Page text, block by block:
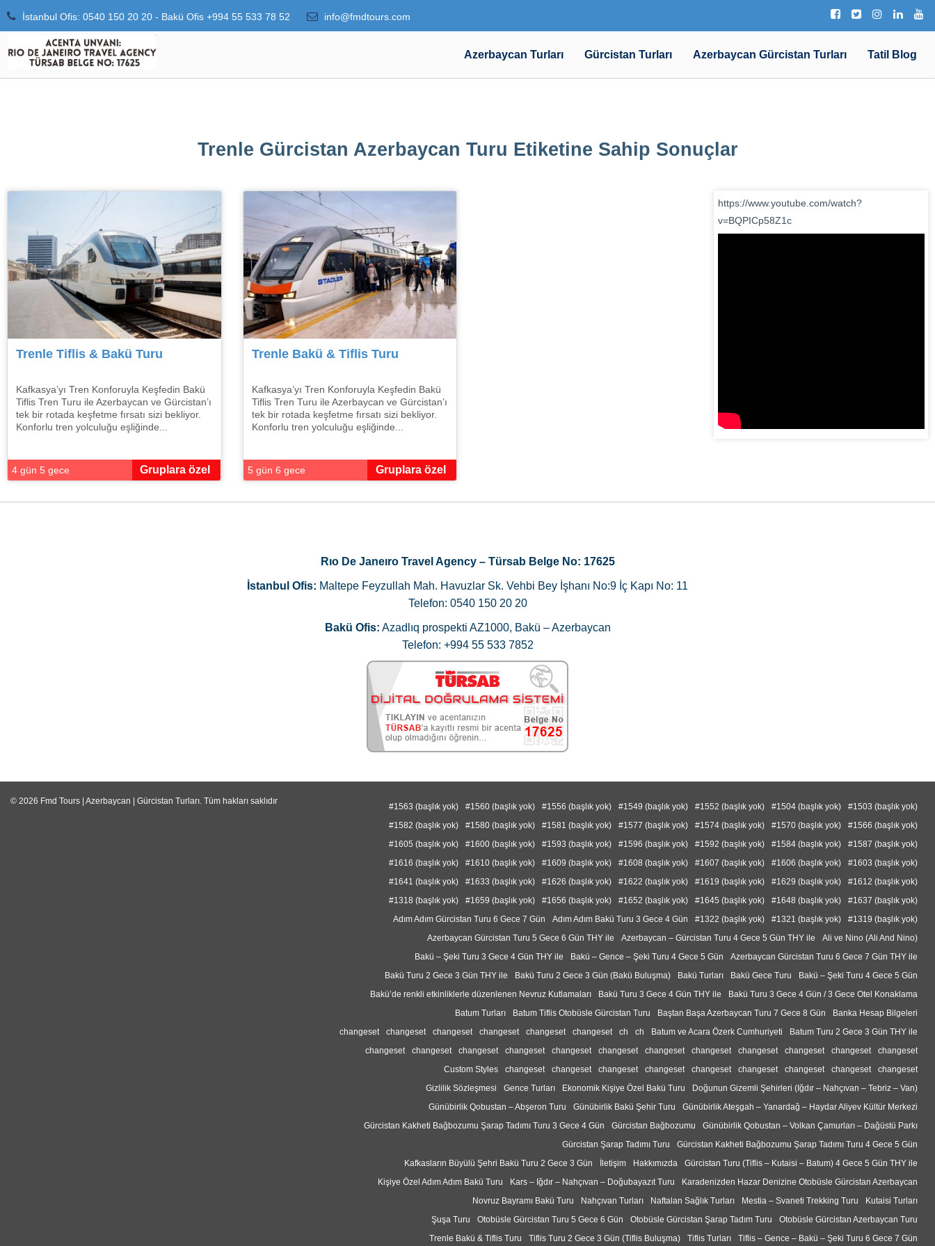
İstanbul Ofis: 0540 150 20 20 - Bakü Ofis +994 55 533 78 52 info@fmdtours.com
Azerbaycan Turları Gürcistan Turları Azerbaycan Gürcistan Turları Tatil Blog
Trenle Gürcistan Azerbaycan Turu Etiketine Sahip Sonuçlar
Trenle Tiflis & Bakü Turu
Kafkasya’yı Tren Konforuyla Keşfedin Bakü
Tiflis Tren Turu ile Azerbaycan ve Gürcistan’ı
tek bir rotada keşfetme fırsatı sizi bekliyor.
Konforlu tren yolculuğu eşliğinde...
4 gün 5 gece Gruplara özel
Trenle Bakü & Tiflis Turu
Kafkasya’yı Tren Konforuyla Keşfedin Bakü
Tiflis Tren Turu ile Azerbaycan ve Gürcistan’ı
tek bir rotada keşfetme fırsatı sizi bekliyor.
Konforlu tren yolculuğu eşliğinde...
5 gün 6 gece Gruplara özel
https://www.youtube.com/watch?
v=BQPICp58Z1c
Rıo De Janeıro Travel Agency – Türsab Belge No: 17625
İstanbul Ofis: Maltepe Feyzullah Mah. Havuzlar Sk. Vehbi Bey İşhanı No:9 İç Kapı No: 11
Telefon: 0540 150 20 20
Bakü Ofis: Azadlıq prospekti AZ1000, Bakü – Azerbaycan
Telefon: +994 55 533 7852
© 2026 Fmd Tours | Azerbaycan | Gürcistan Turları . Tüm hakları saklıdır
#1503 (başlık yok)
#1504 (başlık yok)
#1552 (başlık yok)
#1549 (başlık yok)
#1556 (başlık yok)
#1560 (başlık yok)
#1563 (başlık yok)
#1566 (başlık yok)
#1570 (başlık yok)
#1574 (başlık yok)
#1577 (başlık yok)
#1581 (başlık yok)
#1580 (başlık yok)
#1582 (başlık yok)
#1587 (başlık yok)
#1584 (başlık yok)
#1592 (başlık yok)
#1596 (başlık yok)
#1593 (başlık yok)
#1600 (başlık yok)
#1605 (başlık yok)
#1603 (başlık yok)
#1606 (başlık yok)
#1607 (başlık yok)
#1608 (başlık yok)
#1609 (başlık yok)
#1610 (başlık yok)
#1616 (başlık yok)
#1612 (başlık yok)
#1629 (başlık yok)
#1619 (başlık yok)
#1622 (başlık yok)
#1626 (başlık yok)
#1633 (başlık yok)
#1641 (başlık yok)
#1637 (başlık yok)
#1648 (başlık yok)
#1645 (başlık yok)
#1652 (başlık yok)
#1656 (başlık yok)
#1659 (başlık yok)
#1318 (başlık yok)
#1319 (başlık yok)
#1321 (başlık yok)
#1322 (başlık yok)
Adım Adım Bakü Turu 3 Gece 4 Gün
Adım Adım Gürcistan Turu 6 Gece 7 Gün
Ali ve Nino (Ali And Nino)
Azerbaycan – Gürcistan Turu 4 Gece 5 Gün THY ile
Azerbaycan Gürcistan Turu 5 Gece 6 Gün THY ile
Azerbaycan Gürcistan Turu 6 Gece 7 Gün THY ile
Bakü – Gence – Şeki Turu 4 Gece 5 Gün
Bakü – Şeki Turu 3 Gece 4 Gün THY ile
Bakü – Şeki Turu 4 Gece 5 Gün
Bakü Gece Turu
Bakü Turları
Bakü Turu 2 Gece 3 Gün (Bakü Buluşma)
Bakü Turu 2 Gece 3 Gün THY ile
Bakü Turu 3 Gece 4 Gün / 3 Gece Otel Konaklama
Bakü Turu 3 Gece 4 Gün THY ile
Bakü’de renkli etkinliklerle düzenlenen Nevruz Kutlamaları
Banka Hesap Bilgeleri
Baştan Başa Azerbaycan Turu 7 Gece 8 Gün
Batum Tiflis Otobüsle Gürcistan Turu
Batum Turları
Batum Turu 2 Gece 3 Gün THY ile
Batum ve Acara Özerk Cumhuriyeti
ch
ch
changeset
changeset
changeset
changeset
changeset
changeset
changeset
changeset
changeset
changeset
changeset
changeset
changeset
changeset
changeset
changeset
changeset
changeset
changeset
changeset
changeset
changeset
changeset
changeset
changeset
changeset
changeset
Custom Styles
Doğunun Gizemli Şehirleri (Iğdır – Nahçıvan – Tebriz – Van)
Ekonomik Kişiye Özel Bakü Turu
Gence Turları
Gizlilik Sözleşmesi
Günübirlik Ateşgah – Yanardağ – Haydar Aliyev Kültür Merkezi
Günübirlik Bakü Şehir Turu
Günübirlik Qobustan – Abşeron Turu
Günübirlik Qobustan – Volkan Çamurları – Dağüstü Parkı
Gürcistan Bağbozumu
Gürcistan Kakheti Bağbozumu Şarap Tadımı Turu 3 Gece 4 Gün
Gürcistan Kakheti Bağbozumu Şarap Tadımı Turu 4 Gece 5 Gün
Gürcistan Şarap Tadımı Turu
Gürcistan Turu (Tiflis – Kutaisi – Batum) 4 Gece 5 Gün THY ile
Hakkımızda
İletişim
Kafkasların Büyülü Şehri Bakü Turu 2 Gece 3 Gün
Karadenizden Hazar Denizine Otobüsle Gürcistan Azerbaycan
Kars – Iğdır – Nahçıvan – Doğubayazıt Turu
Kişiye Özel Adım Adım Bakü Turu
Kutaisi Turları
Mestia – Svaneti Trekking Turu
Naftalan Sağlık Turları
Nahçıvan Turları
Novruz Bayramı Bakü Turu
Otobüsle Gürcistan Azerbaycan Turu
Otobüsle Gürcistan Şarap Tadım Turu
Otobüsle Gürcistan Turu 5 Gece 6 Gün
Şuşa Turu
Tiflis – Gence – Bakü – Şeki Turu 6 Gece 7 Gün
Tiflis Turları
Tiflis Turu 2 Gece 3 Gün (Tiflis Buluşma)
Trenle Bakü & Tiflis Turu